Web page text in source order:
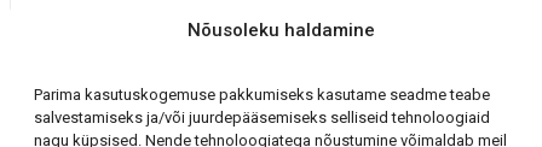
Nõusoleku haldamine
Parima kasutuskogemuse pakkumiseks kasutame seadme teabe
salvestamiseks ja/või juurdepääsemiseks selliseid tehnoloogiaid
nagu küpsised. Nende tehnoloogiatega nõustumine võimaldab meil